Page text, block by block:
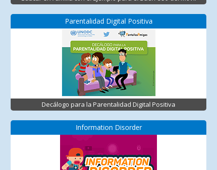
Parentalidad Digital Positiva
Decálogo para la Parentalidad Digital Positiva
Information Disorder